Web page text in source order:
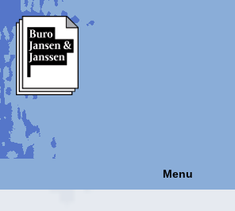
Menu